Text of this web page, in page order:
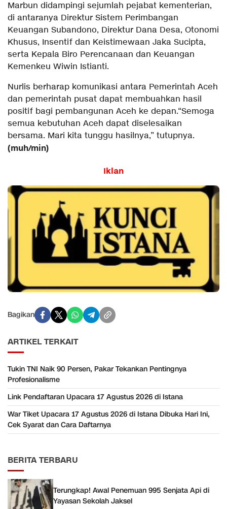
Marbun didampingi sejumlah pejabat kementerian,
di antaranya Direktur Sistem Perimbangan
Keuangan Subandono, Direktur Dana Desa, Otonomi
Khusus, Insentif dan Keistimewaan Jaka Sucipta,
serta Kepala Biro Perencanaan dan Keuangan
Kemenkeu Wiwin Istianti.
Nurlis berharap komunikasi antara Pemerintah Aceh
dan pemerintah pusat dapat membuahkan hasil
positif bagi pembangunan Aceh ke depan.“Semoga
semua kebutuhan Aceh dapat diselesaikan
bersama. Mari kita tunggu hasilnya,” tutupnya.
(muh/min)
Iklan
Bagikan
ARTIKEL TERKAIT
Tukin TNI Naik 90 Persen, Pakar Tekankan Pentingnya
Profesionalisme
Link Pendaftaran Upacara 17 Agustus 2026 di Istana
War Tiket Upacara 17 Agustus 2026 di Istana Dibuka Hari Ini,
Cek Syarat dan Cara Daftarnya
BERITA TERBARU
Terungkap! Awal Penemuan 995 Senjata Api di
Yayasan Sekolah Jaksel